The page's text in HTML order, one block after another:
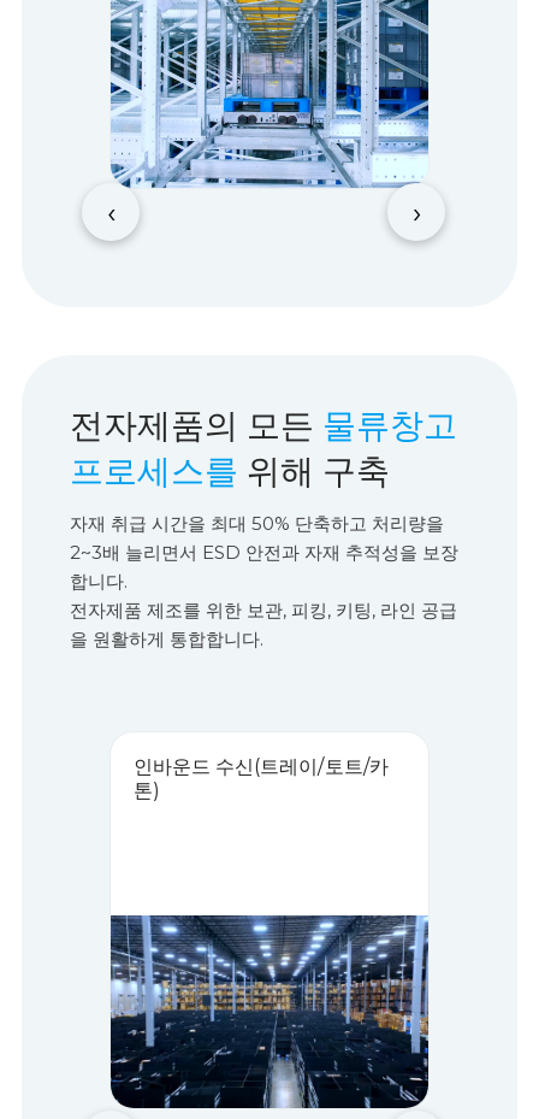
‹ ›
전자제품의 모든 물류창고
프로세스를 위해 구축
자재 취급 시간을 최대 50% 단축하고 처리량을
2~3배 늘리면서 ESD 안전과 자재 추적성을 보장
합니다.
전자제품 제조를 위한 보관, 피킹, 키팅, 라인 공급
을 원활하게 통합합니다.
인바운드 수신(트레이/토트/카
톤)